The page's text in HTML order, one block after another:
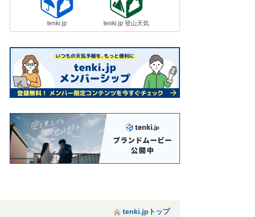
tenki.jp tenki.jp 登山天気
tenki.jpトップ